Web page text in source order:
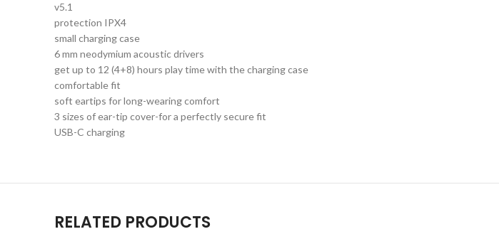
v5.1
protection IPX4
small charging case
6 mm neodymium acoustic drivers
get up to 12 (4+8) hours play time with the charging case
comfortable fit
soft eartips for long-wearing comfort
3 sizes of ear-tip cover-for a perfectly secure fit
USB-C charging
RELATED PRODUCTS